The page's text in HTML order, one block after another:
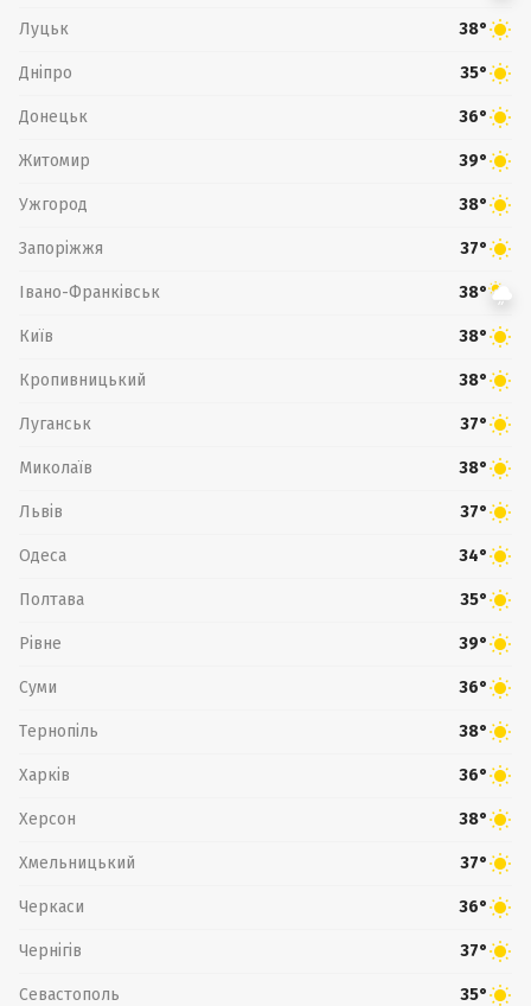
Луцьк 38°
Дніпро 35°
Донецьк 36°
Житомир 39°
Ужгород 38°
Запоріжжя 37°
Івано-Франківськ 38°
Київ 38°
Кропивницький 38°
Луганськ 37°
Миколаїв 38°
Львів 37°
Одеса 34°
Полтава 35°
Рівне 39°
Суми 36°
Тернопіль 38°
Харків 36°
Херсон 38°
Хмельницький 37°
Черкаси 36°
Чернігів 37°
Севастополь 35°